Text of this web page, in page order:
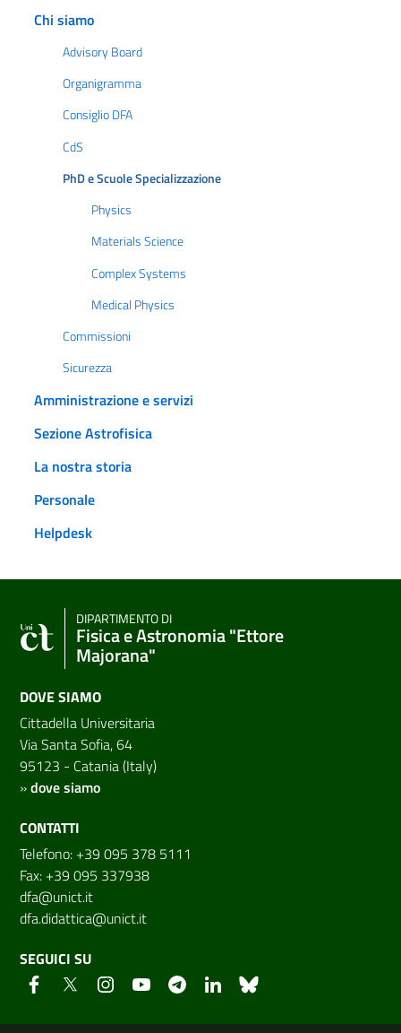
Chi siamo
Advisory Board
Organigramma
Consiglio DFA
CdS
PhD e Scuole Specializzazione
Physics
Materials Science
Complex Systems
Medical Physics
Commissioni
Sicurezza
Amministrazione e servizi
Sezione Astrofisica
La nostra storia
Personale
Helpdesk
DIPARTIMENTO DI
Fisica e Astronomia "Ettore
Majorana"
DOVE SIAMO
Cittadella Universitaria
Via Santa Sofia, 64
95123 - Catania (Italy)
»dove siamo
CONTATTI
Telefono: +39 095 378 5111
Fax: +39 095 337938
dfa@unict.it
dfa.didattica@unict.it
SEGUICI SU